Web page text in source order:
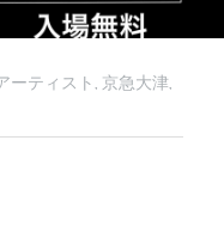
ーティスト,
京急大津,